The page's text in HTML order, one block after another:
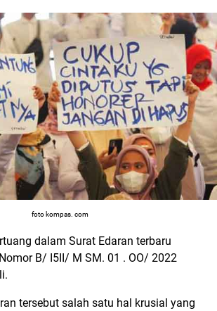
foto kompas. com
dalam Surat Edaran terbaru
B/ I5II/ M SM. 01 . OO/ 2022
tersebut salah satu hal krusial yang